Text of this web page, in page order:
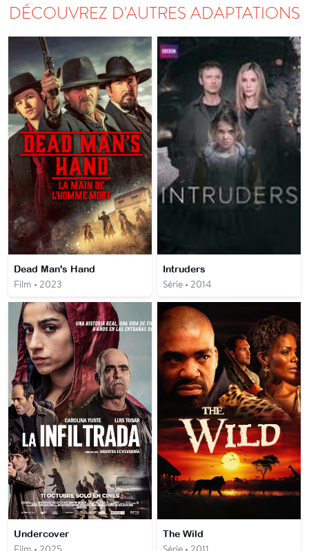
DÉCOUVREZ D'AUTRES ADAPTATIONS
Dead Man's Hand
Film • 2023
Intruders
Série • 2014
Undercover The Wild